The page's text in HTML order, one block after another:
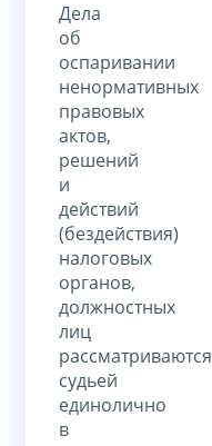
Дела
об
оспаривании
ненормативных
правовых
актов,
решений
и
действий
(бездействия)
налоговых
органов,
должностных
лиц
рассматриваются
судьей
единолично
в